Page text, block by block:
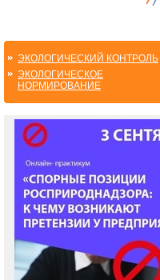
ЭКОЛОГИЧЕСКИЙ КОНТРОЛЬ
ЭКОЛОГИЧЕСКОЕ
НОРМИРОВАНИЕ